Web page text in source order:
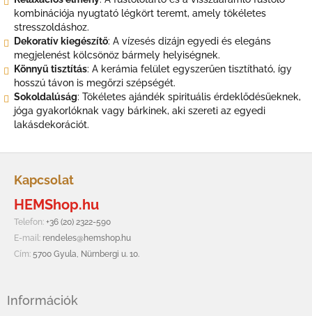
kombinációja nyugtató légkört teremt, amely tökéletes
stresszoldáshoz.
Dekoratív kiegészítő: A vízesés dizájn egyedi és elegáns
megjelenést kölcsönöz bármely helyiségnek.
Könnyű tisztítás: A kerámia felület egyszerűen tisztítható, így
hosszú távon is megőrzi szépségét.
Sokoldalúság: Tökéletes ajándék spirituális érdeklődésűeknek,
jóga gyakorlóknak vagy bárkinek, aki szereti az egyedi
lakásdekorációt.
Kapcsolat
HEMShop.hu
Telefon: +36 (20) 2322-590
E-mail: rendeles@hemshop.hu
Cím: 5700 Gyula, Nürnbergi u. 10.
Információk